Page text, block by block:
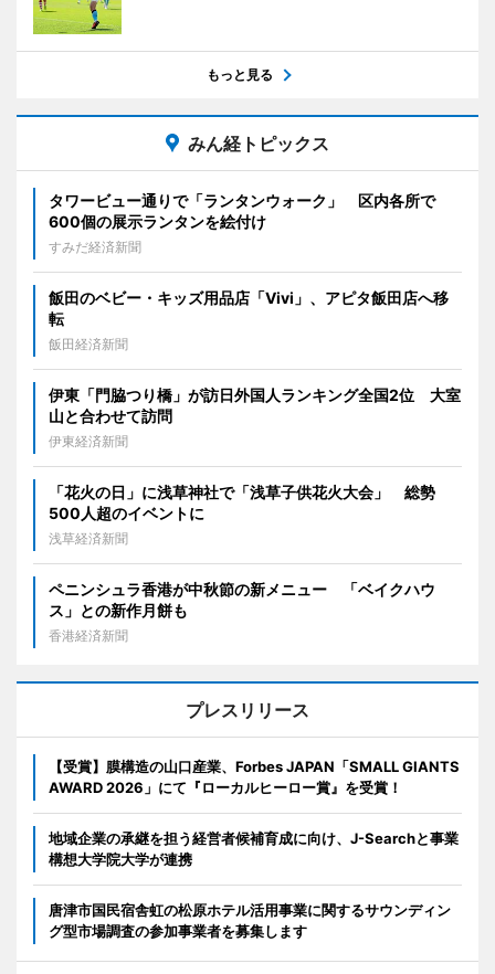
もっと見る
みん経トピックス
タワービュー通りで「ランタンウォーク」 区内各所で
600個の展示ランタンを絵付け
すみだ経済新聞
飯田のベビー・キッズ用品店「Vivi」、アピタ飯田店へ移
転
飯田経済新聞
伊東「門脇つり橋」が訪日外国人ランキング全国2位 大室
山と合わせて訪問
伊東経済新聞
「花火の日」に浅草神社で「浅草子供花火大会」 総勢
500人超のイベントに
浅草経済新聞
ペニンシュラ香港が中秋節の新メニュー 「ベイクハウ
ス」との新作月餅も
香港経済新聞
プレスリリース
【受賞】膜構造の山口産業、Forbes JAPAN「SMALL GIANTS
AWARD 2026」にて『ローカルヒーロー賞』を受賞！
地域企業の承継を担う経営者候補育成に向け、J-Searchと事業
構想大学院大学が連携
唐津市国民宿舎虹の松原ホテル活用事業に関するサウンディン
グ型市場調査の参加事業者を募集します